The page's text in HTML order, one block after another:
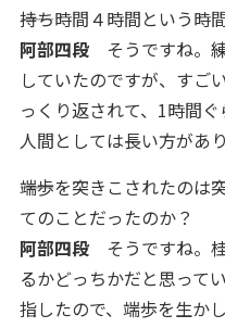
――持ち時間４時間という
阿部四段そうですね。練
していたのですが、すご
っくり返されて、1時間ぐ
人間としては長い方があ
――端歩を突きこされたの
てのことだったのか？
阿部四段そうですね。桂
るかどっちかだと思って
指したので、端歩を生か